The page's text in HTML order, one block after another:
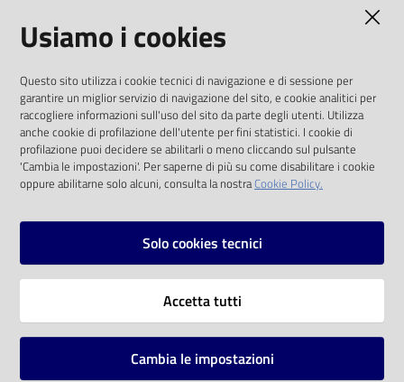
on line
Eventi
Chiedi al
bibliotecario
Avvisi
solo alle condizioni previste dalla direttiva
comunitaria 2003/98/CE e dal d.lgs. 36/2006
SOCIAL
Instagram
Vai alla pagina
Usiamo i cookies
Questo sito utilizza i cookie tecnici di navigazione e di sessione per
garantire un miglior servizio di navigazione del sito, e cookie analitici per
raccogliere informazioni sull'uso del sito da parte degli utenti. Utilizza
anche cookie di profilazione dell'utente per fini statistici. I cookie di
profilazione puoi decidere se abilitarli o meno cliccando sul pulsante
'Cambia le impostazioni'. Per saperne di più su come disabilitare i cookie
oppure abilitarne solo alcuni, consulta la nostraCookie Policy.
Solo cookies tecnici
Accetta tutti
Cambia le impostazioni